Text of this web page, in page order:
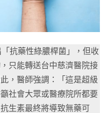
抗藥性綠膿桿菌」，但收
只能轉送台中慈濟醫院接
，醫師強調：「這是超級
社會大眾或醫療院所都要
生素最終將導致無藥可